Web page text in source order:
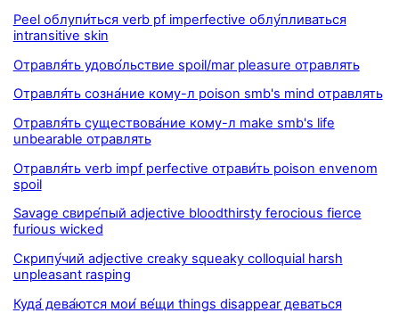
Peel облупи́ться verb pf imperfective облу́пливаться
intransitive skin
Отравля́ть удово́льствие spoil/mar pleasure отравлять
Отравля́ть созна́ние кому-л poison smb's mind отравлять
Отравля́ть существова́ние кому-л make smb's life
unbearable отравлять
Отравля́ть verb impf perfective отрави́ть poison envenom
spoil
Savage свире́пый adjective bloodthirsty ferocious fierce
furious wicked
Скрипу́чий adjective creaky squeaky colloquial harsh
unpleasant rasping
Куда́ дева́ются мои́ ве́щи things disappear деваться